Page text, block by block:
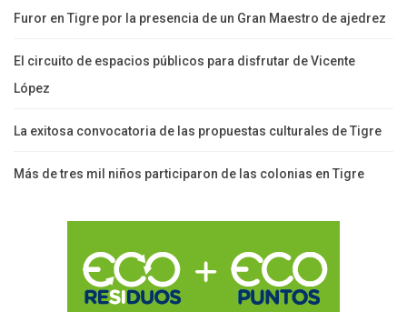
Furor en Tigre por la presencia de un Gran Maestro de ajedrez
El circuito de espacios públicos para disfrutar de Vicente
López
La exitosa convocatoria de las propuestas culturales de Tigre
Más de tres mil niños participaron de las colonias en Tigre